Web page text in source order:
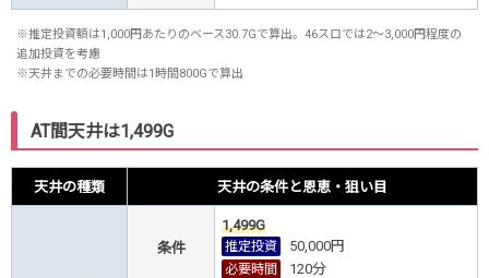
※推定投資額は1,000円あたりのベース30.7Gで算出。46スロでは2～3,000円程度の
追加投資を考慮
※天井までの必要時間は1時間800Gで算出
AT間天井は1,499G
天井の種類 天井の条件と恩恵・狙い目
条件
1,499G
推定投資 50,000円
必要時間 120分